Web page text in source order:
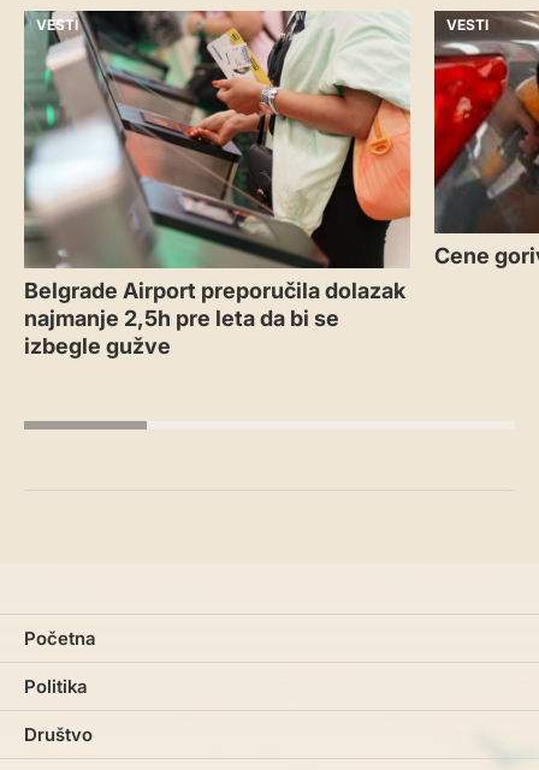
VESTI
Belgrade Airport preporučila dolazak
najmanje 2,5h pre leta da bi se
izbegle gužve
VESTI
Cene
Početna
Politika
Društvo